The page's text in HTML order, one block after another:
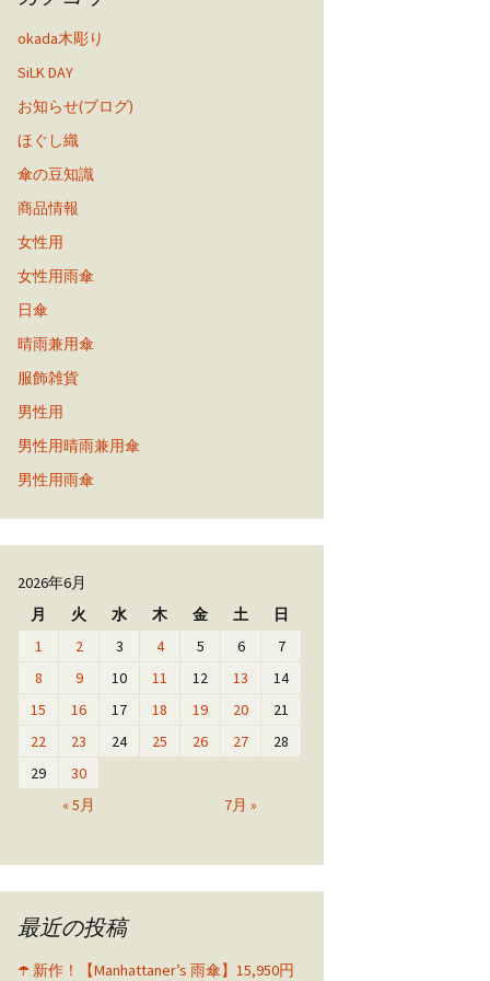
okada木彫り
SiLK DAY
お知らせ(ブログ)
ほぐし織
傘の豆知識
商品情報
女性用
女性用雨傘
日傘
晴雨兼用傘
服飾雑貨
男性用
男性用晴雨兼用傘
男性用雨傘
2026年6月
月
火 水 木 金 土 日
« 5月 7月 »
1 2 3 4 5 6
7
8
9 10 11 12 13
14
15
16 17 18 19 20
21
22
23 24 25 26 27
28
29
30
最近の投稿
☂️ 新作！【Manhattaner’s 雨傘】15,950円